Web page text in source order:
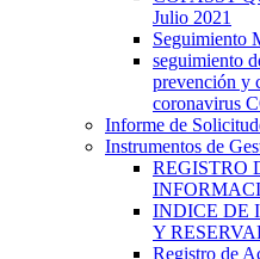
Julio 2021
Seguimiento
seguimiento
prevención y
coronavirus
Informe de
Instrumentos de
REGISTRO
INDICE DE
Y
Registro de